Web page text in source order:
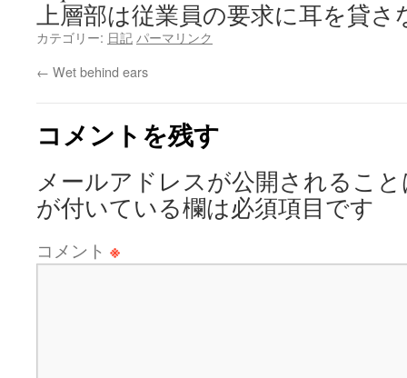
上層部は従業員の要求に耳を貸さ
カテゴリー: 日記 パーマリンク
← Wet behind ears
コメントを残す
メールアドレスが公開されるこ
が付いている欄は必須項目です
コメント ※